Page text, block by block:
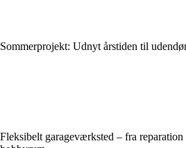
Sommerprojekt: Udnyt årstiden til
Fleksibelt garageværksted – fra